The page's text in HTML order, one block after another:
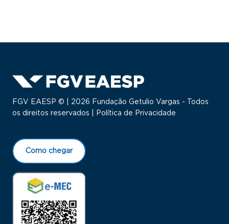
FGV EAESP © | 2026 Fundação Getulio Vargas - Todos
os direitos reservados |
Política de Privacidade
Como chegar